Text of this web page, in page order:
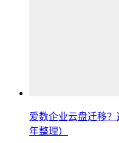
爱数企业云盘迁移
年整理）